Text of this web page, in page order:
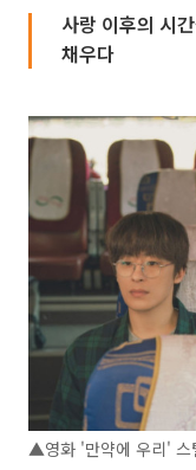
사랑 이후의 시
채우다
▲영화 '만약에 우리' 스